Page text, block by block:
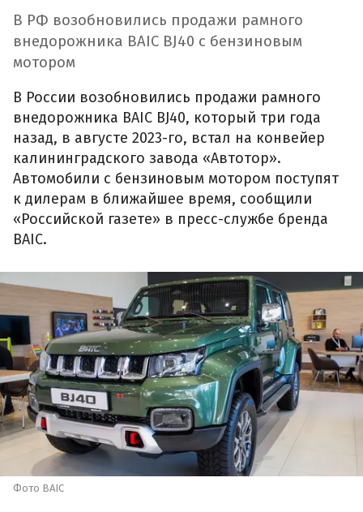
В РФ возобновились продажи рамного
внедорожника BAIC BJ40 с бензиновым
мотором
В России возобновились продажи рамного
внедорожника BAIC BJ40, который три года
назад, в августе 2023-го, встал на конвейер
калининградского завода «Автотор».
Автомобили с бензиновым мотором поступят
к дилерам в ближайшее время, сообщили
«Российской газете» в пресс-службе бренда
BAIC.
Фото BAIC